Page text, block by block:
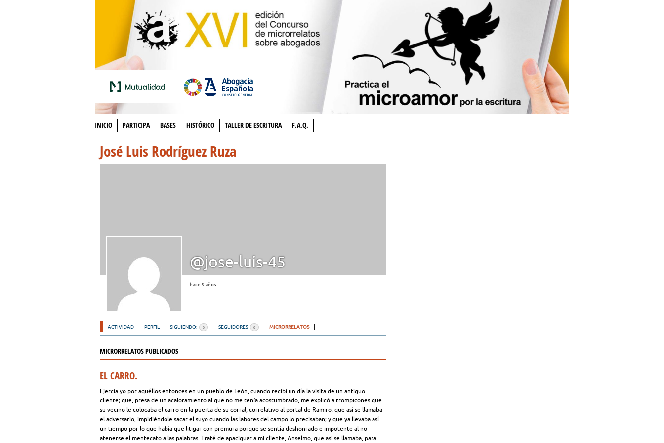
INICIO PARTICIPA BASES HISTÓRICO TALLER DE ESCRITURA F.A.Q.
José Luis Rodríguez Ruza
@jose-luis-45
hace 9 años
ACTIVIDAD PERFIL SIGUIENDO: 0 SEGUIDORES 0 MICRORRELATOS
MICRORRELATOS PUBLICADOS
EL CARRO.
Ejercía yo por aquéllos entonces en un pueblo de León, cuando recibí un día la visita de un antiguo
cliente; que, presa de un acaloramiento al que no me tenía acostumbrado, me explicó a trompicones que
su vecino le colocaba el carro en la puerta de su corral, correlativo al portal de Ramiro, que así se llamaba
el adversario, impidiéndole sacar el suyo cuando las labores del campo lo precisaban; y que ya llevaba así
un tiempo por lo que había que litigar con premura porque se sentía deshonrado e impotente al no
atenerse el mentecato a las palabras. Traté de apaciguar a mi cliente, Anselmo, que así se llamaba, para